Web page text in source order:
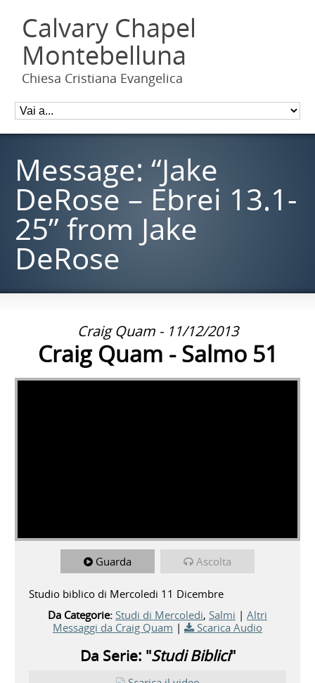
Calvary Chapel
Montebelluna
Chiesa Cristiana Evangelica
Message: “Jake
DeRose – Ebrei 13.1-
25” from Jake
DeRose
Craig Quam - 11/12/2013
Craig Quam - Salmo 51
Guarda Ascolta
Studio biblico di Mercoledi 11 Dicembre
Da Categorie: Studi di Mercoledi, Salmi | Altri
Messaggi da Craig Quam | Scarica Audio
Da Serie: "Studi Biblici"